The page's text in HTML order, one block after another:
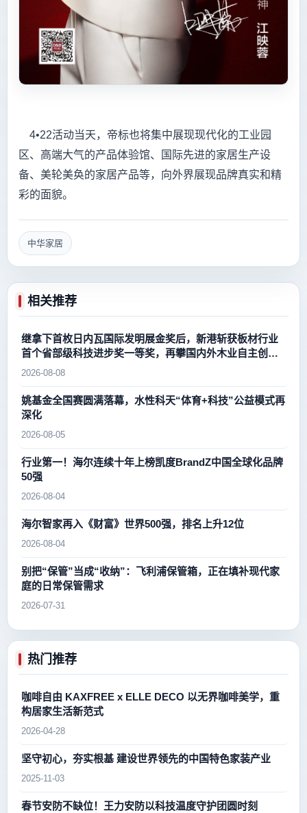
4•22活动当天，帝标也将集中展现现代化的工业园
区、高端大气的产品体验馆、国际先进的家居生产设
备、美轮美奂的家居产品等，向外界展现品牌真实和精
彩的面貌。
中华家居
相关推荐
继拿下首枚日内瓦国际发明展金奖后，新港斩获板材行业
首个省部级科技进步奖一等奖，再攀国内外木业自主创新
新高峰
2026-08-08
姚基金全国赛圆满落幕，水性科天“体育+科技”公益模式再
深化
2026-08-05
行业第一！海尔连续十年上榜凯度BrandZ中国全球化品牌
50强
2026-08-04
海尔智家再入《财富》世界500强，排名上升12位
2026-08-04
别把“保管”当成“收纳”：飞利浦保管箱，正在填补现代家
庭的日常保管需求
2026-07-31
热门推荐
咖啡自由 KAXFREE x ELLE DECO 以无界咖啡美学，重
构居家生活新范式
2026-04-28
坚守初心，夯实根基 建设世界领先的中国特色家装产业
2025-11-03
春节安防不缺位！王力安防以科技温度守护团圆时刻